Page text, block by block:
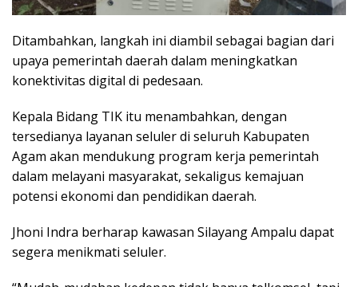
Ditambahkan, langkah ini diambil sebagai bagian dari
upaya pemerintah daerah dalam meningkatkan
konektivitas digital di pedesaan.
Kepala Bidang TIK itu menambahkan, dengan
tersedianya layanan seluler di seluruh Kabupaten
Agam akan mendukung program kerja pemerintah
dalam melayani masyarakat, sekaligus kemajuan
potensi ekonomi dan pendidikan daerah.
Jhoni Indra berharap kawasan Silayang Ampalu dapat
segera menikmati seluler.